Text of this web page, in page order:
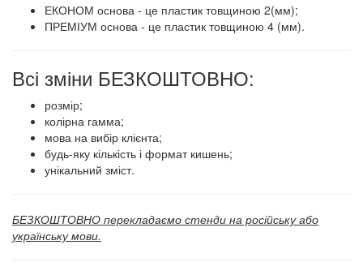
ЕКОНОМ основа - це пластик товщиною 2(мм);
ПРЕМІУМ основа - це пластик товщиною 4 (мм).
Всі зміни БЕЗКОШТОВНО:
розмір;
колірна гамма;
мова на вибір клієнта;
будь-яку кількість і формат кишень;
унікальний зміст.
БЕЗКОШТОВНО перекладаємо стенди на російську або
українську мови.